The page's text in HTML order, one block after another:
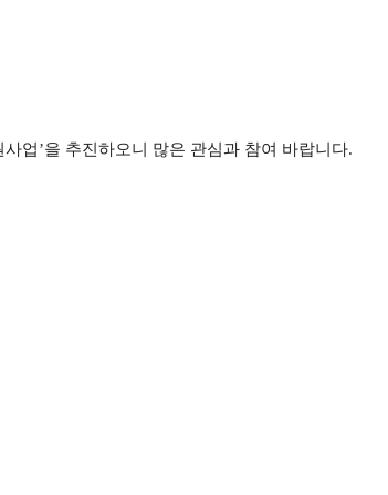
업’을 추진하오니 많은 관심과 참여 바랍니다.